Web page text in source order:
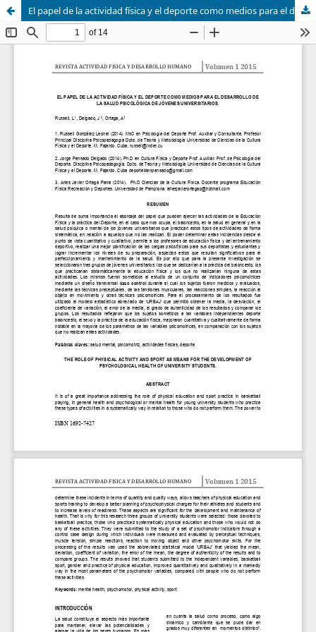
El papel de la actividad física y el deporte como medios para el desarrollo de la salud psicológica de jóvenes universitarios